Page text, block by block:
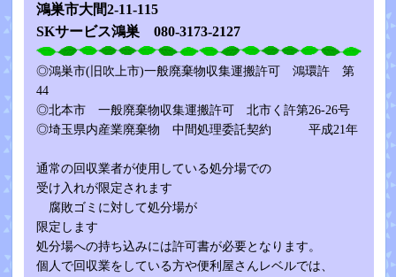
鴻巣市大間2-11-115
SKサービス鴻巣 080-3173-2127
◎鴻巣市(旧吹上市)一般廃棄物収集運搬許可 鴻環許 第
44
◎北本市 一般廃棄物収集運搬許可 北市く許第26-26号
◎埼玉県内産業廃棄物 中間処理委託契約 平成21年
通常の回収業者が使用している処分場での
受け入れが限定されます
腐敗ゴミに対して処分場が
限定します
処分場への持ち込みには許可書が必要となります。
個人で回収業をしている方や便利屋さんレベルでは、